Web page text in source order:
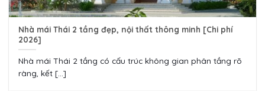
Nhà mái Thái 2 tầng đẹp, nội thất thông minh [Chi phí
2026]
Nhà mái Thái 2 tầng có cấu trúc không gian phân tầng rõ
ràng, kết [...]